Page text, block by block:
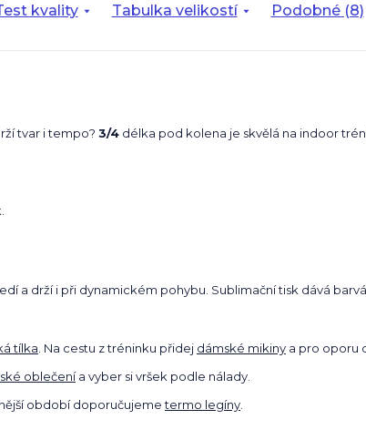
kvality Tabulka velikostí Podobné (8)
tvar i tempo? 3/4 délka pod kolena je skvělá na indoor
a drží i při dynamickém pohybu. Sublimační tisk dává
tílka . Na cestu z tréninku přidej dámské mikiny a pro oporu
oblečenía vyber si vršek podle nálady.
období doporučujemetermo legíny